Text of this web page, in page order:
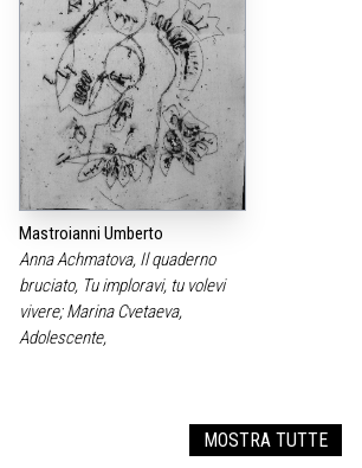
Mastroianni Umberto
Anna Achmatova, Il quaderno
bruciato, Tu imploravi, tu volevi
vivere; Marina Cvetaeva,
Adolescente,
MOSTRA TUTTE